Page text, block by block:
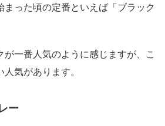
った頃の定番といえば「ブラック
一番人気のように感じますが、こ
気があります。
ー